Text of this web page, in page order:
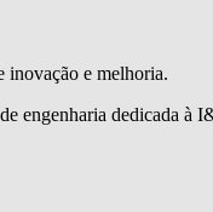
inovação e melhoria.
engenharia dedicada à